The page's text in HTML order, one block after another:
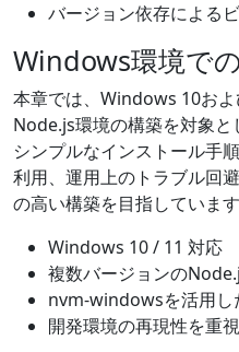
バージョン依存による
Windows環境で
本章では、Windows 10お
Node.js環境の構築を対象と
シンプルなインストール手
利用、運用上のトラブル回
の高い構築を目指しています
Windows 10 / 11 対応
複数バージョンの
nvm-windowsを活用し
開発環境の再現性を重